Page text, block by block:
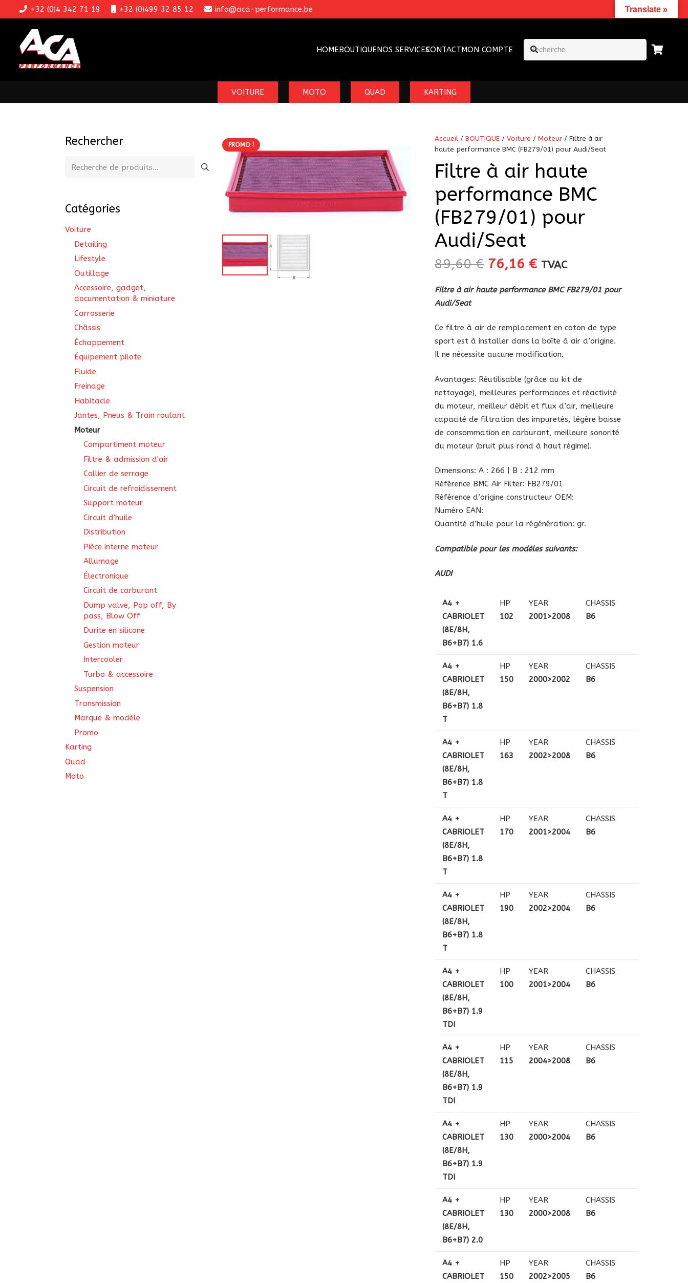
+32 (0)4 342 71 19 +32 (0)499 32 85 12 info@aca-performance.be
HOMEBOUTIQUENOS SERVICESCONTACTMON COMPTE
VOITURE MOTO QUAD KARTING
PROMO !
Accueil/BOUTIQUE /Voiture /Moteur / Filtre à air
haute performance BMC (FB279/01) pour Audi/Seat
Filtre à air haute
performance BMC
(FB279/01) pour
Audi/Seat
89,60€ Le
initial
76,16 €Le
actuel
TVAC
Filtre à air haute performance BMC FB279/01 pour
Audi/Seat
Ce filtre à air de remplacement en coton de type
sport est à installer dans la boîte à air d’origine.
Il ne nécessite aucune modification.
Avantages: Réutilisable (grâce au kit de
nettoyage), meilleures performances et réactivité
du moteur, meilleur débit et flux d’air, meilleure
capacité de filtration des impuretés, légère baisse
de consommation en carburant, meilleure sonorité
du moteur (bruit plus rond à haut régime).
Dimensions: A : 266 | B : 212 mm
Référence BMC Air Filter: FB279/01
Référence d’origine constructeur OEM:
Numéro EAN:
Quantité d’huile pour la régénération: gr.
Compatible pour les modèles suivants:
AUDI
A4 +
CABRIOLET
(8E/8H,
B6+B7) 1.6
HP
102
YEAR
2001>2008
CHASSIS
B6
A4 +
CABRIOLET
(8E/8H,
B6+B7) 1.8
T
HP
150
YEAR
2000>2002
CHASSIS
B6
A4 +
CABRIOLET
(8E/8H,
B6+B7) 1.8
T
HP
163
YEAR
2002>2008
CHASSIS
B6
A4 +
CABRIOLET
(8E/8H,
B6+B7) 1.8
T
HP
170
YEAR
2001>2004
CHASSIS
B6
A4 +
CABRIOLET
(8E/8H,
B6+B7) 1.8
T
HP
190
YEAR
2002>2004
CHASSIS
B6
A4 +
CABRIOLET
(8E/8H,
B6+B7) 1.9
TDI
HP
100
YEAR
2001>2004
CHASSIS
B6
A4 +
CABRIOLET
(8E/8H,
B6+B7) 1.9
TDI
HP
115
YEAR
2004>2008
CHASSIS
B6
A4 +
CABRIOLET
(8E/8H,
B6+B7) 1.9
TDI
HP
130
YEAR
2000>2004
CHASSIS
B6
A4 +
CABRIOLET
(8E/8H,
B6+B7) 2.0
HP
130
YEAR
2000>2008
CHASSIS
B6
A4 +
CABRIOLET
HP
150
YEAR
2002>2005
CHASSIS
B6
Rechercher
Recherche
Catégories
Voiture
Detailing
Lifestyle
Outillage
Accessoire, gadget,
documentation & miniature
Carrosserie
Châssis
Échappement
Équipement pilote
Fluide
Freinage
Habitacle
Jantes, Pneus & Train roulant
Moteur
Compartiment moteur
Filtre & admission d'air
Collier de serrage
Circuit de refroidissement
Support moteur
Circuit d'huile
Distribution
Pièce interne moteur
Allumage
Électronique
Circuit de carburant
Dump valve, Pop off, By
pass, Blow Off
Durite en silicone
Gestion moteur
Intercooler
Turbo & accessoire
Suspension
Transmission
Marque & modèle
Promo
Karting
Quad
Moto
Translate »